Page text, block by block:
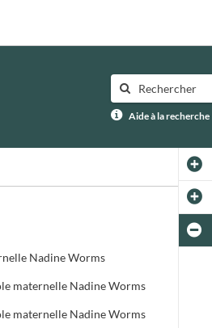
Aide à la recherche
Nadine Worms
maternelle Nadine Worms
maternelle Nadine Worms